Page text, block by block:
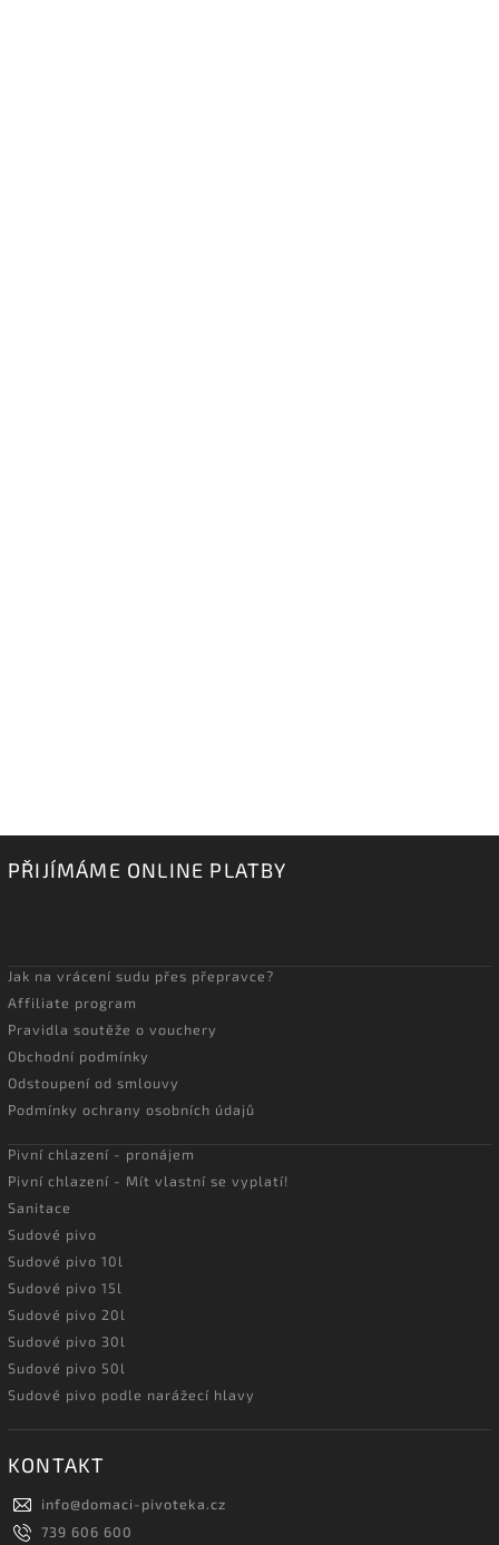
PŘIJÍMÁME ONLINE PLATBY
Jak na vrácení sudu přes přepravce?
Affiliate program
Pravidla soutěže o vouchery
Obchodní podmínky
Odstoupení od smlouvy
Podmínky ochrany osobních údajů
Pivní chlazení - pronájem
Pivní chlazení - Mít vlastní se vyplatí!
Sanitace
Sudové pivo
Sudové pivo 10l
Sudové pivo 15l
Sudové pivo 20l
Sudové pivo 30l
Sudové pivo 50l
Sudové pivo podle narážecí hlavy
KONTAKT
info@domaci-pivoteka.cz
739 606 600